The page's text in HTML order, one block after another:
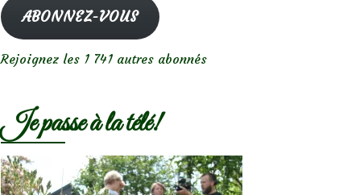
mailABONNEZ-VOUS
Rejoignez les 1 741 autres abonnés
Je passe à la télé!